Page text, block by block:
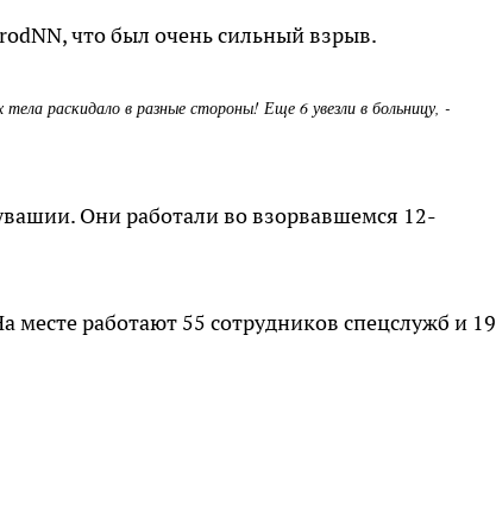
что был очень сильный взрыв.
раскидало в разные стороны! Еще 6 увезли в больницу, -
Они работали во взорвавшемся 12-
работают 55 сотрудников спецслужб и 19